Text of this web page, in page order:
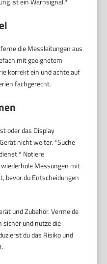
die Messleitungen aus
mit geeignetem
korrekt ein und achte auf
fachgerecht.
oder das Display
nicht weiter. *Suche
Notiere
Messungen mit
bevor du Entscheidungen
und Zubehör. Vermeide
sicher und nutze die
du das Risiko und